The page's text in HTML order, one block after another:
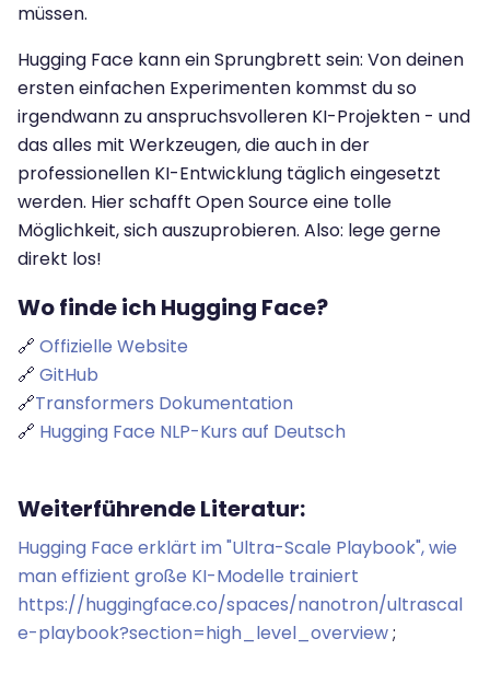
müssen.
Hugging Face kann ein Sprungbrett sein: Von deinen
ersten einfachen Experimenten kommst du so
irgendwann zu anspruchsvolleren KI-Projekten - und
das alles mit Werkzeugen, die auch in der
professionellen KI-Entwicklung täglich eingesetzt
werden. Hier schafft Open Source eine tolle
Möglichkeit, sich auszuprobieren. Also: lege gerne
direkt los!
Wo finde ich Hugging Face?
🔗 Offizielle Website
🔗 GitHub
🔗Transformers Dokumentation
🔗 Hugging Face NLP-Kurs auf Deutsch
Weiterführende Literatur:
Hugging Face erklärt im "Ultra-Scale Playbook", wie
man effizient große KI-Modelle trainiert
https://huggingface.co/spaces/nanotron/ultrascal
e-playbook?section=high_level_overview;